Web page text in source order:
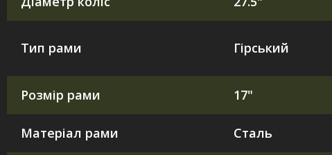
Тип рами Гірський
Розмір рами 17"
Матеріал рами Сталь